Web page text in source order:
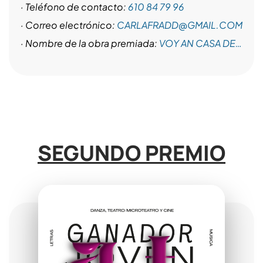
· Teléfono de contacto: 610 84 79 96
· Correo electrónico: CARLAFRADD@GMAIL.COM
· Nombre de la obra premiada: VOY AN CASA DE…
SEGUNDO PREMIO